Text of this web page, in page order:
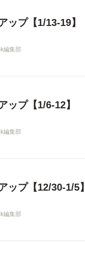
ップ【1/13-19】
編集部
ップ【1/6-12】
編集部
ップ【12/30-1/5】
編集部